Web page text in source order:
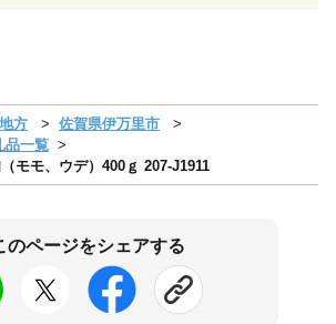
方
佐賀県伊万里市
品一覧
モモ、ウデ）400ｇ 207-J1911
のページをシェアする